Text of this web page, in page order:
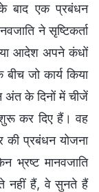
बाद एक प्रबंधन
ने सृष्टिकर्ता
या आदेश अपने कंधों
जो कार्य किया
के दिनों में चीजें
कर दिए हैं। वह
की प्रबंधन योजना
भ्रष्ट मानवजाति
नहीं हैं, वे सुनते हैं